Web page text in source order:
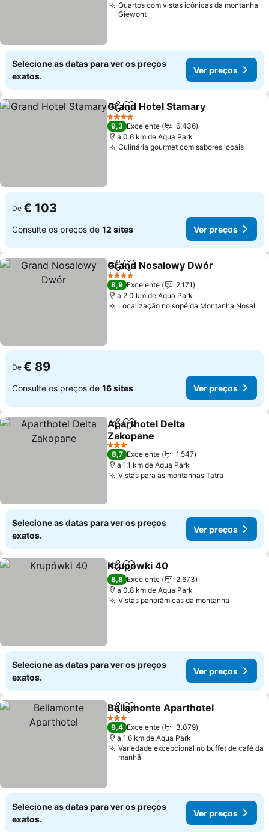
Quartos com vistas icônicas da montanha
Giewont
Selecione as datas para ver os preços
exatos.
Ver preços
PartilharAdicionar aos favoritos
Grand Hotel Stamary
4 Estrelas
9,3 Excelente
6.436
a 0.6 km de Aqua Park
Culinária gourmet com sabores locaisVer
De € 103
Consulte os preços de 12 sites Ver preços
PartilharAdicionar aos favoritos
Grand Nosalowy Dwór
4 Estrelas
8,9 Excelente
2.171
a 2.0 km de Aqua Park
Localização no sopé da Montanha Nosal
De € 89
Consulte os preços de 16 sites Ver preços
PartilharAdicionar aos favoritos
Aparthotel Delta
Zakopane
Ver preços
3 Estrelas
8,7 Excelente
1.547
a 1.1 km de Aqua Park
Vistas para as montanhas Tatra
Selecione as datas para ver os preços
exatos.
Ver preços
PartilharAdicionar aos favoritos
Krupówki 40
8,8 Excelente
2.673
a 0.8 km de Aqua Park
Vistas panorâmicas da montanha
Selecione as datas para ver os preços
exatos.
Ver preços
PartilharAdicionar aos favoritos
Bellamonte Aparthotel
3 Estrelas
9,4 Excelente
3.079
a 1.6 km de Aqua Park
Variedade excepcional no buffet de café da
manhã
Selecione as datas para ver os preços
exatos.
Ver preços